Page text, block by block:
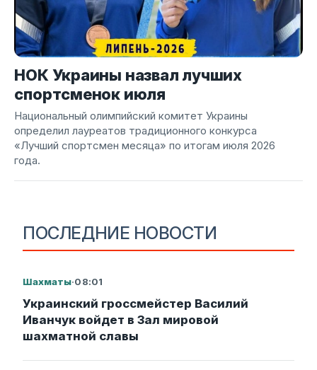
ПОСЛЕДНИЕ НОВОСТИ
Шахматы·08:01
Украинский гроссмейстер Василий
Иванчук войдет в Зал мировой
шахматной славы
НОК Украины назвал лучших
спортсменок июля
Национальный олимпийский комитет Украины
определил лауреатов традиционного конкурса
«Лучший спортсмен месяца» по итогам июля 2026
года.